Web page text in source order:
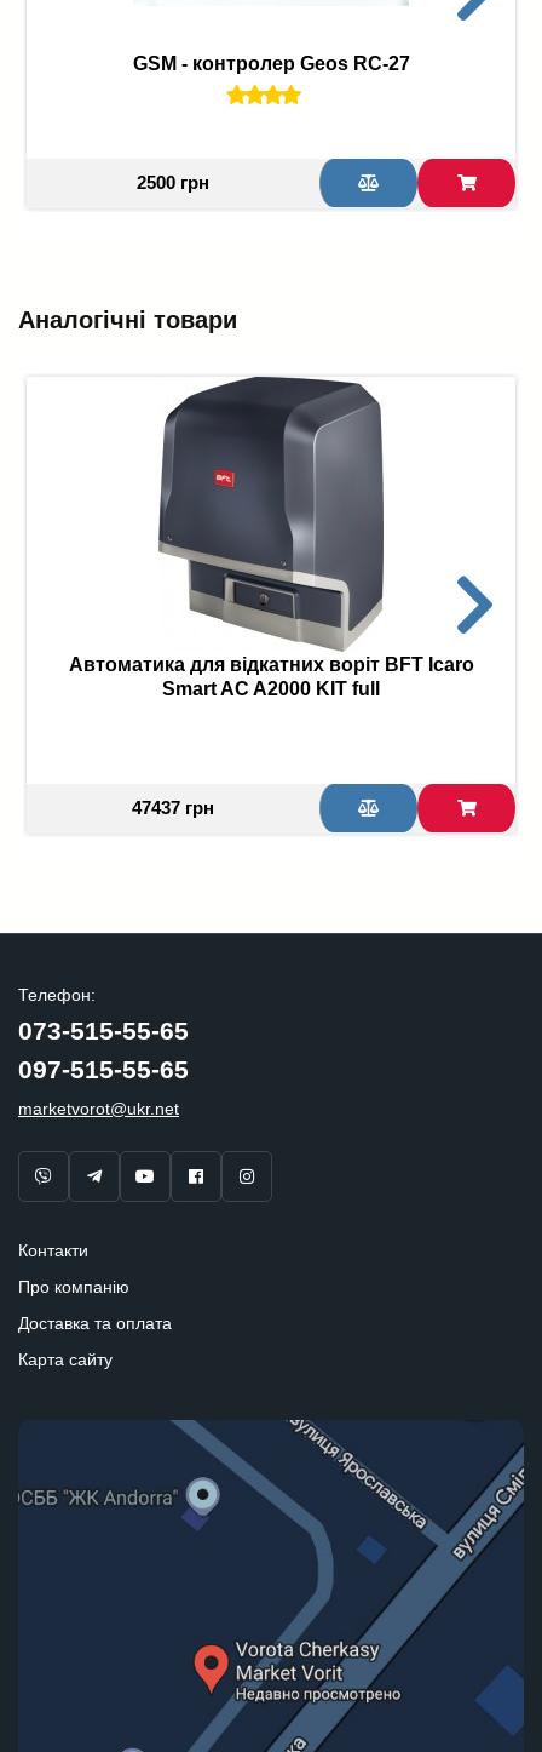
GSM - контролер Geos RC-27
2500 грн
Аналогічні товари
Автоматика для відкатних воріт BFT Icaro
Smart AC A2000 KIT full
47437 грн
Телефон:
073-515-55-65
097-515-55-65
marketvorot@ukr.net
Контакти
Про компанію
Доставка та оплата
Карта сайту